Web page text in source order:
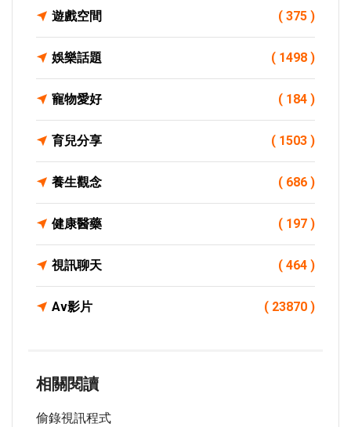
遊戲空間 ( 375 )
娛樂話題 ( 1498 )
寵物愛好 ( 184 )
育兒分享 ( 1503 )
養生觀念 ( 686 )
健康醫藥 ( 197 )
視訊聊天 ( 464 )
Av影片 ( 23870 )
相關閱讀
偷錄視訊程式